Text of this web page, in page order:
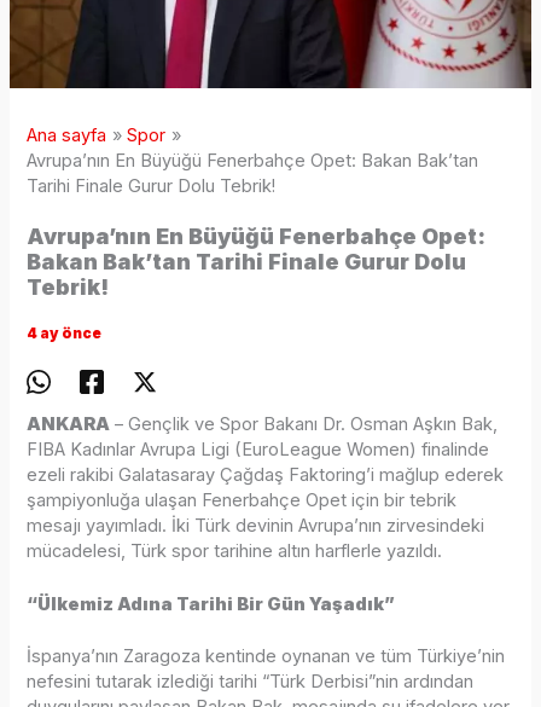
Ana sayfa
Spor
Avrupa’nın En Büyüğü Fenerbahçe Opet: Bakan Bak’tan
Tarihi Finale Gurur Dolu Tebrik!
Avrupa’nın En Büyüğü Fenerbahçe Opet:
Bakan Bak’tan Tarihi Finale Gurur Dolu
Tebrik!
4 ay önce
ANKARA – Gençlik ve Spor Bakanı Dr. Osman Aşkın Bak,
FIBA Kadınlar Avrupa Ligi (EuroLeague Women) finalinde
ezeli rakibi Galatasaray Çağdaş Faktoring’i mağlup ederek
şampiyonluğa ulaşan Fenerbahçe Opet için bir tebrik
mesajı yayımladı. İki Türk devinin Avrupa’nın zirvesindeki
mücadelesi, Türk spor tarihine altın harflerle yazıldı.
“Ülkemiz Adına Tarihi Bir Gün Yaşadık”
İspanya’nın Zaragoza kentinde oynanan ve tüm Türkiye’nin
nefesini tutarak izlediği tarihi “Türk Derbisi”nin ardından